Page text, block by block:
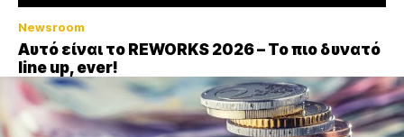
Newsroom
Αυτό είναι το REWORKS 2026 – Το πιο δυνατό
line up, ever!